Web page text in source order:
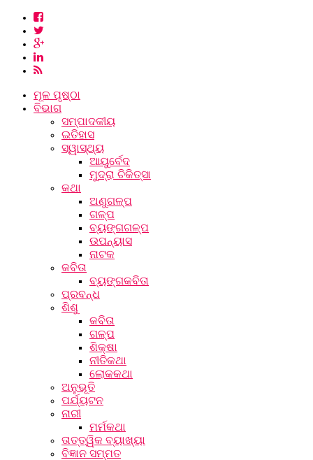
ମୂଳ ପୃଷ୍ଠା
ବିଭାଗ
ସମ୍ପାଦକୀୟ
ଇତିହାସ
ସ୍ୱାସ୍ଥ୍ୟ
ଆୟୁର୍ବେଦ
ମୁଦ୍ରା ଚିକିତ୍ସା
କଥା
ଅଣୁଗଳ୍ପ
ଗଳ୍ପ
ବ୍ୟଙ୍ଗଗଳ୍ପ
ଉପନ୍ୟାସ
ନାଟକ
କବିତା
ବ୍ୟଙ୍ଗକବିତା
ପ୍ରବନ୍ଧ
ଶିଶୁ
କବିତା
ଗଳ୍ପ
ଶିକ୍ଷା
ନୀତିକଥା
ଲୋକକଥା
ଅନୁଭୂତି
ପର୍ଯ୍ୟଟନ
ନାରୀ
ମର୍ମକଥା
ତାତ୍ତ୍ୱିକ ବ୍ୟାଖ୍ୟା
ବିଜ୍ଞାନ ସମ୍ମତ